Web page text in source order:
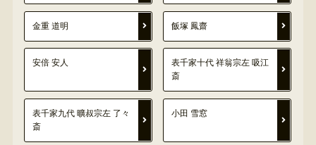
金重 道明 飯塚 鳳齋
安倍 安人
表千家十代 祥翁宗左 吸江
斎
表千家九代 曠叔宗左 了々
斎
小田 雪窓